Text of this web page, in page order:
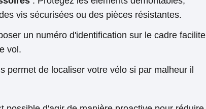
vis sécurisées ou des pièces résistantes.
un numéro d'identification sur le cadre facilite
vol.
permet de localiser votre vélo si par malheur il